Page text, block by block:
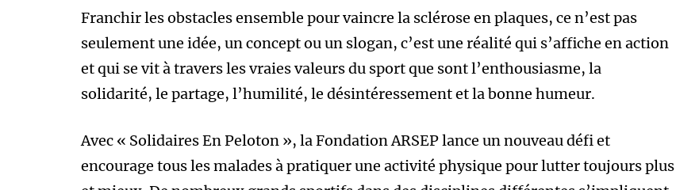
Franchir les obstacles ensemble pour vaincre la sclérose en plaques, ce n’est pas
seulement une idée, un concept ou un slogan, c’est une réalité qui s’affiche en action
et qui se vit à travers les vraies valeurs du sport que sont l’enthousiasme, la
solidarité, le partage, l’humilité, le désintéressement et la bonne humeur.
Avec « Solidaires En Peloton », la Fondation ARSEP lance un nouveau défi et
encourage tous les malades à pratiquer une activité physique pour lutter toujours plus